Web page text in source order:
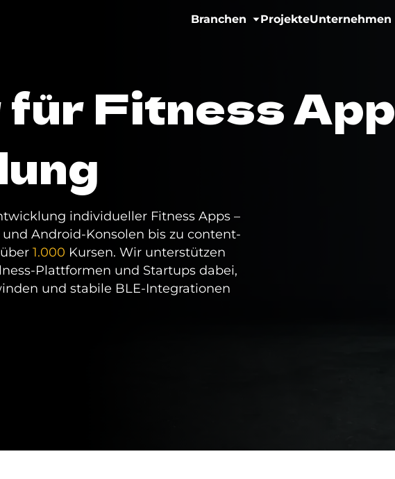
Branchen
Fitness & Wellness
ProjekteUnternehmen
Karriere
Fitness App
individueller Fitness Apps –
Android-Konsolen bis zu content-
über1.000 Kursen. Wir unterstützen
Plattformen und Startups dabei,
und stabile BLE-Integrationen